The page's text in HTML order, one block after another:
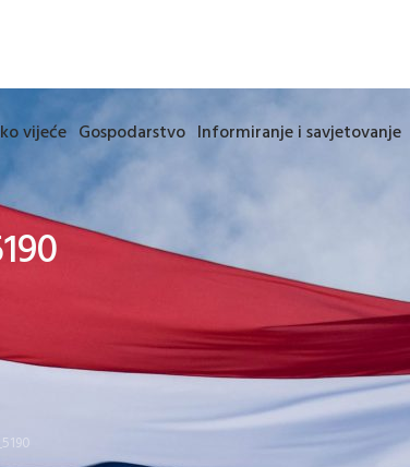
vijeće Gospodarstvo Informiranje i savjetovanje